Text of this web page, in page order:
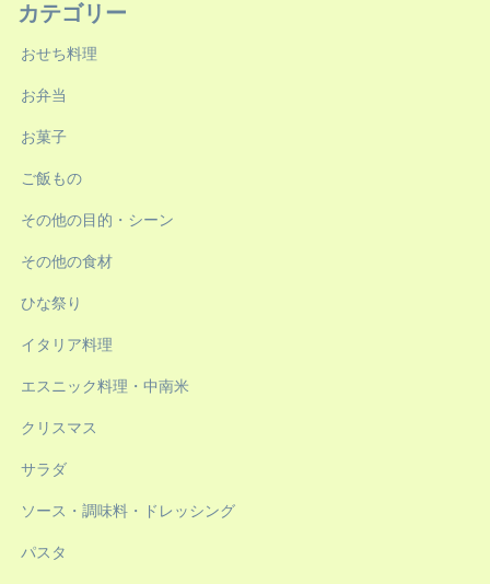
カテゴリー
おせち料理
お弁当
お菓子
ご飯もの
その他の目的・シーン
その他の食材
ひな祭り
イタリア料理
エスニック料理・中南米
クリスマス
サラダ
ソース・調味料・ドレッシング
パスタ